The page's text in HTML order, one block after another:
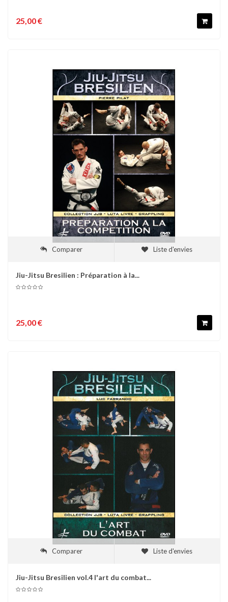
25,00 €
Comparer Liste d'envies
Jiu-Jitsu Bresilien : Préparation à la...
25,00 €
Comparer Liste d'envies
Jiu-Jitsu Bresilien vol.4 l'art du combat...